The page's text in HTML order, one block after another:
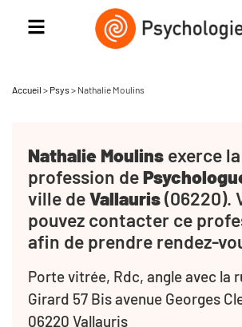
Accueil > Psys > Nathalie Moulins
Nathalie Moulins exerce la
profession de
ville deVallauris(06220).
pouvez contacter ce
afin de prendre rendez-
Porte vitrée, Rdc, angle avec la
Girard 57 Bis avenue Georges
06220 Vallauris